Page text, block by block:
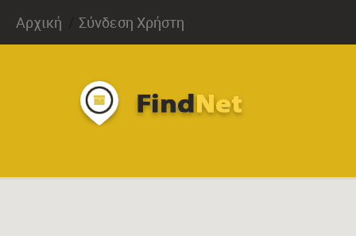
Αρχική Σύνδεση Χρήστη